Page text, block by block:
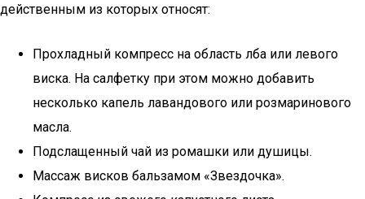
действенным из которых относят:
Прохладный компресс на область лба или левого
виска. На салфетку при этом можно добавить
несколько капель лавандового или розмаринового
масла.
Подслащенный чай из ромашки или душицы.
Массаж висков бальзамом «Звездочка».